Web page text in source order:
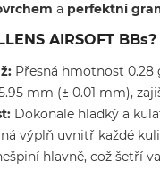
a perfektní
AIRSOFT BBs?
Přesná hmotnost
mm (± 0.01 mm),
Dokonale hladký a
výplň uvnitř každé
hlavně, což šetří